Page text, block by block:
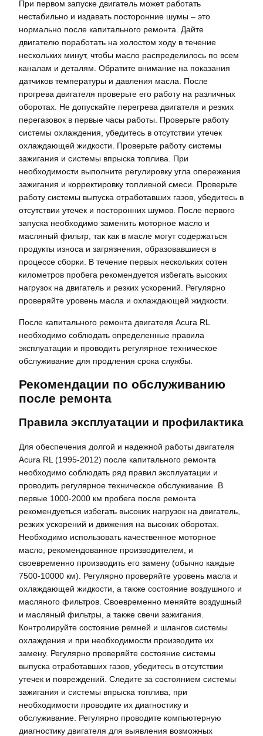
При первом запуске двигатель может работать
нестабильно и издавать посторонние шумы – это
нормально после капитального ремонта. Дайте
двигателю поработать на холостом ходу в течение
нескольких минут, чтобы масло распределилось по всем
каналам и деталям. Обратите внимание на показания
датчиков температуры и давления масла. После
прогрева двигателя проверьте его работу на различных
оборотах. Не допускайте перегрева двигателя и резких
перегазовок в первые часы работы. Проверьте работу
системы охлаждения, убедитесь в отсутствии утечек
охлаждающей жидкости. Проверьте работу системы
зажигания и системы впрыска топлива. При
необходимости выполните регулировку угла опережения
зажигания и корректировку топливной смеси. Проверьте
работу системы выпуска отработавших газов, убедитесь в
отсутствии утечек и посторонних шумов. После первого
запуска необходимо заменить моторное масло и
масляный фильтр, так как в масле могут содержаться
продукты износа и загрязнения, образовавшиеся в
процессе сборки. В течение первых нескольких сотен
километров пробега рекомендуется избегать высоких
нагрузок на двигатель и резких ускорений. Регулярно
проверяйте уровень масла и охлаждающей жидкости.
После капитального ремонта двигателя Acura RL
необходимо соблюдать определенные правила
эксплуатации и проводить регулярное техническое
обслуживание для продления срока службы.
Рекомендации по обслуживанию
после ремонта
Правила эксплуатации и профилактика
Для обеспечения долгой и надежной работы двигателя
Acura RL (1995-2012) после капитального ремонта
необходимо соблюдать ряд правил эксплуатации и
проводить регулярное техническое обслуживание. В
первые 1000-2000 км пробега после ремонта
рекомендуеться избегать высоких нагрузок на двигатель,
резких ускорений и движения на высоких оборотах.
Необходимо использовать качественное моторное
масло, рекомендованное производителем, и
своевременно производить его замену (обычно каждые
7500-10000 км). Регулярно проверяйте уровень масла и
охлаждающей жидкости, а также состояние воздушного и
масляного фильтров. Своевременно меняйте воздушный
и масляный фильтры, а также свечи зажигания.
Контролируйте состояние ремней и шлангов системы
охлаждения и при необходимости производите их
замену. Регулярно проверяйте состояние системы
выпуска отработавших газов, убедитесь в отсутствии
утечек и повреждений. Следите за состоянием системы
зажигания и системы впрыска топлива, при
необходимости проводите их диагностику и
обслуживание. Регулярно проводите компьютерную
диагностику двигателя для выявления возможных